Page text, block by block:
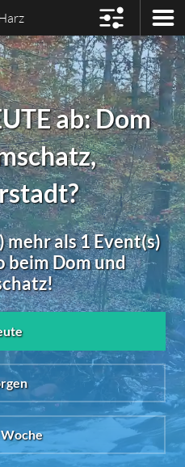
ab: Dom
als 1 Event(s)
beim Dom und